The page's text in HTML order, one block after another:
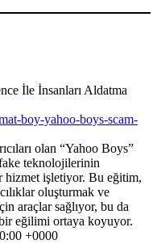
İle İnsanları Aldatma
boy-yahoo-boys-scam-
olan “Yahoo Boys”
teknolojilerinin
hizmet işletiyor. Bu eğitim,
oluşturmak ve
araçlar sağlıyor, bu da
eğilimi ortaya koyuyor.
+0000